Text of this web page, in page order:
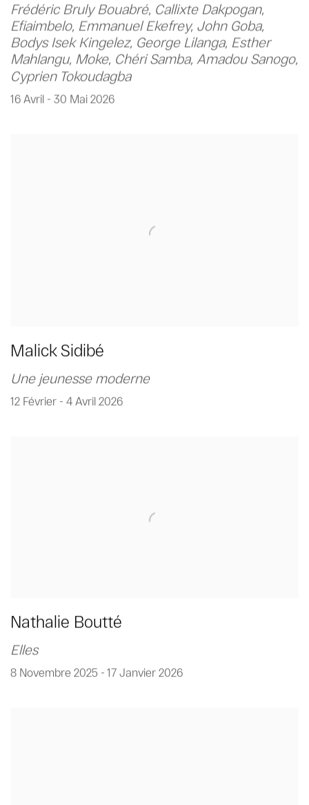
Frédéric Bruly Bouabré, Callixte Dakpogan,
Efiaimbelo, Emmanuel Ekefrey, John Goba,
Bodys Isek Kingelez, George Lilanga, Esther
Mahlangu, Moke, Chéri Samba, Amadou Sanogo,
Cyprien Tokoudagba
16 Avril - 30 Mai 2026
Malick Sidibé
Une jeunesse moderne
12 Février - 4 Avril 2026
Nathalie Boutté
Elles
8 Novembre 2025 - 17 Janvier 2026